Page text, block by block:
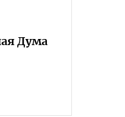
Дума